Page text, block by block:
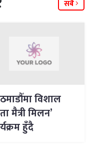
सबै
विशाल
मैत्री मिलन’
हुँदै